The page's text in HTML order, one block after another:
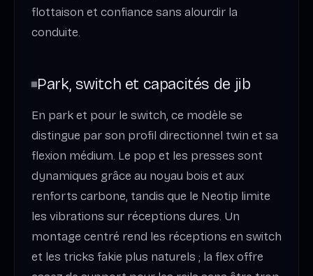
flottaison et confiance sans alourdir la
conduite.
Park, switch et capacités de jib
En park et pour le switch, ce modèle se
distingue par son profil directionnel twin et sa
flexion médium. Le pop et les presses sont
dynamiques grâce au noyau bois et aux
renforts carbone, tandis que le Neotip limite
les vibrations sur réceptions dures. Un
montage centré rend les réceptions en switch
et les tricks fakie plus naturels ; la flex offre